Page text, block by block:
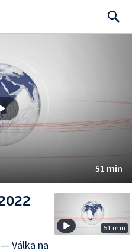
51 min
Válka na
51 min